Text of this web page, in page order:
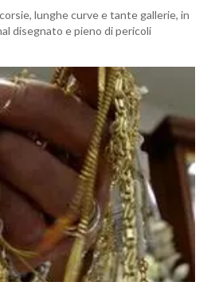
lunghe curve e tante gallerie, in
disegnato e pieno di pericoli